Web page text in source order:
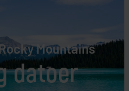
Mountains
datoer